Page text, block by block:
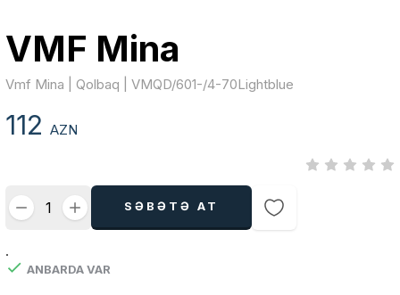
VMF Mina
Vmf Mina | Qolbaq | VMQD/601-/4-70Lightblue
112AZN
SƏBƏTƏ AT
.
ANBARDA VAR